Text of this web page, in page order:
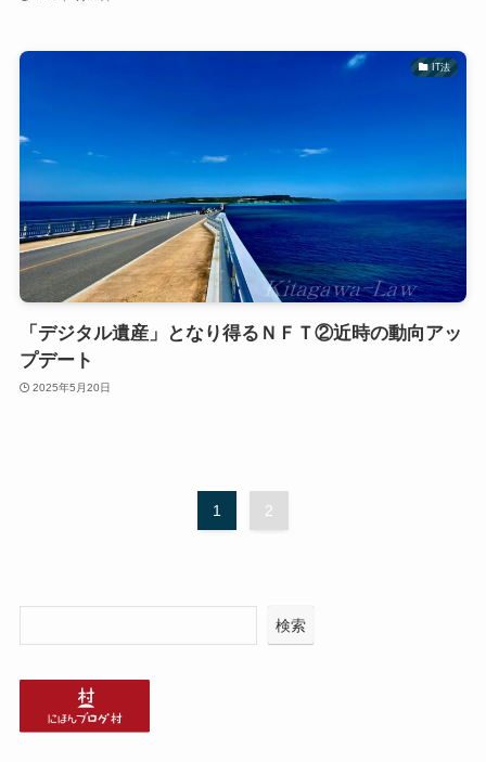
IT法
「デジタル遺産」となり得るＮＦＴ②近時の動向アッ
プデート
2025年5月20日
1 2
検索